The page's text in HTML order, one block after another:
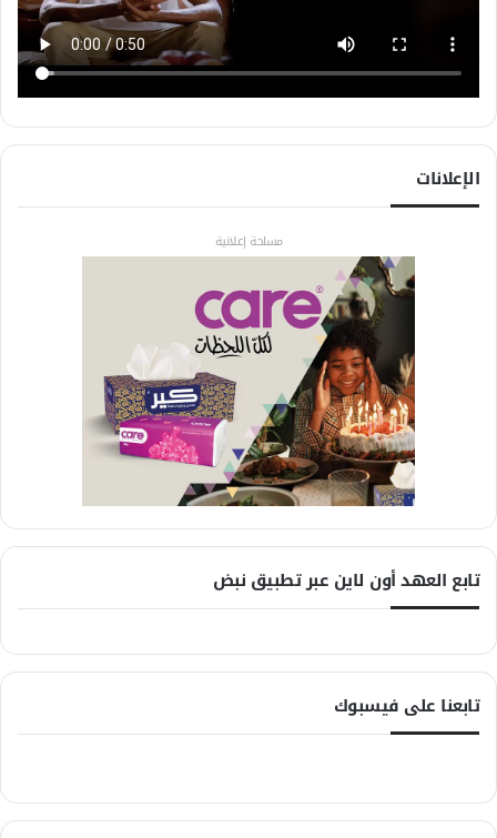
الإعلانات
مساحة إعلانية
تابع العهد أون لاين عبر تطبيق نبض
تابعنا على فيسبوك